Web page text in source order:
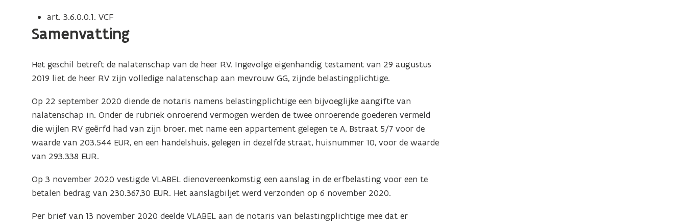
verlengde
art. 3.6.0.0.1. VCF
Samenvatting
Het geschil betreft de nalatenschap van de heer RV. Ingevolge eigenhandig testament van 29 augustus
2019 liet de heer RV zijn volledige nalatenschap aan mevrouw GG, zijnde belastingplichtige.
Op 22 september 2020 diende de notaris namens belastingplichtige een bijvoeglijke aangifte van
nalatenschap in. Onder de rubriek onroerend vermogen werden de twee onroerende goederen vermeld
die wijlen RV geërfd had van zijn broer, met name een appartement gelegen te A, Bstraat 5/7 voor de
waarde van 203.544 EUR, en een handelshuis, gelegen in dezelfde straat, huisnummer 10, voor de waarde
van 293.338 EUR.
Op 3 november 2020 vestigde VLABEL dienovereenkomstig een aanslag in de erfbelasting voor een te
betalen bedrag van 230.367,30 EUR. Het aanslagbiljet werd verzonden op 6 november 2020.
Per brief van 13 november 2020 deelde VLABEL aan de notaris van belastingplichtige mee dat er